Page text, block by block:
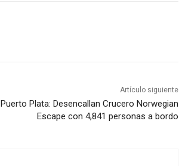
Artículo siguiente
Puerto Plata: Desencallan Crucero Norwegian
Escape con 4,841 personas a bordo